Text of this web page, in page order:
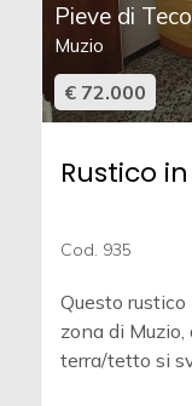
Pieve di Teco
Muzio
€ 72.000
Rustico
Cod. 935
Questo
zona di
terra/tetto si